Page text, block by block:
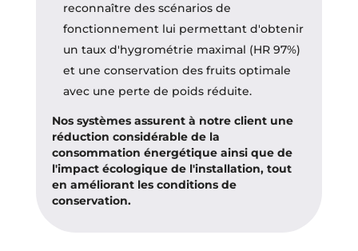
reconnaître des scénarios de
fonctionnement lui permettant d'obtenir
un taux d'hygrométrie maximal (HR 97%)
et une conservation des fruits optimale
avec une perte de poids réduite.
Nos systèmes assurent à notre client une
réduction considérable de la
consommation énergétique ainsi que de
l'impact écologique de l'installation, tout
en améliorant les conditions de
conservation.